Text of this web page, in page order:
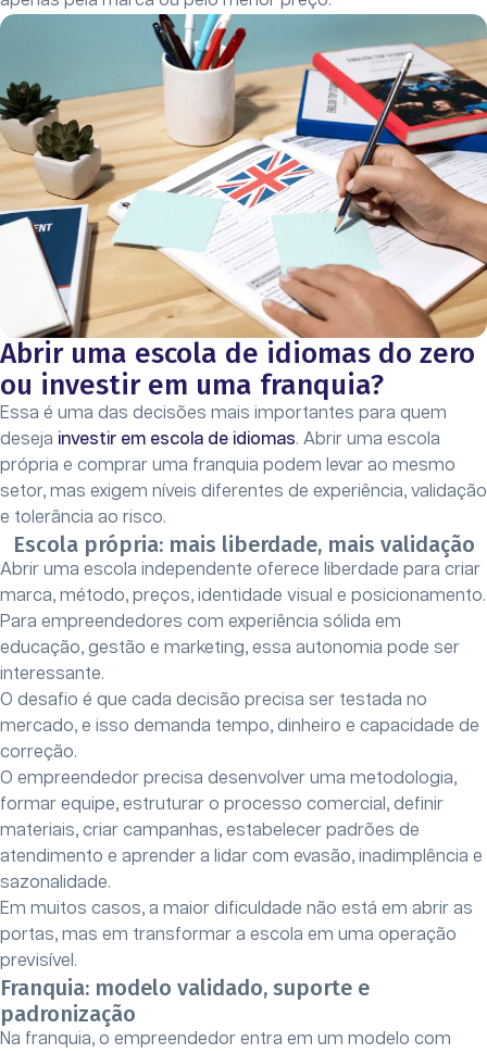
Abrir uma escola de idiomas do zero
ou investir em uma franquia?
Essa é uma das decisões mais importantes para quem
deseja investir em escola de idiomas. Abrir uma escola
própria e comprar uma franquia podem levar ao mesmo
setor, mas exigem níveis diferentes de experiência, validação
e tolerância ao risco.
Escola própria: mais liberdade, mais validação
Abrir uma escola independente oferece liberdade para criar
marca, método, preços, identidade visual e posicionamento.
Para empreendedores com experiência sólida em
educação, gestão e marketing, essa autonomia pode ser
interessante.
O desafio é que cada decisão precisa ser testada no
mercado, e isso demanda tempo, dinheiro e capacidade de
correção.
O empreendedor precisa desenvolver uma metodologia,
formar equipe, estruturar o processo comercial, definir
materiais, criar campanhas, estabelecer padrões de
atendimento e aprender a lidar com evasão, inadimplência e
sazonalidade.
Em muitos casos, a maior dificuldade não está em abrir as
portas, mas em transformar a escola em uma operação
previsível.
Franquia: modelo validado, suporte e
padronização
Na franquia, o empreendedor entra em um modelo com